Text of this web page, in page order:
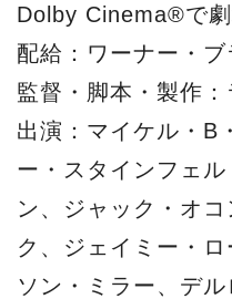
Dolby Cinema®で
配給：ワーナー・
監督・脚本・製作
出演：マイケル・B
ー・スタインフェ
ン、ジャック・オ
ク、ジェイミー・
ソン・ミラー、デ